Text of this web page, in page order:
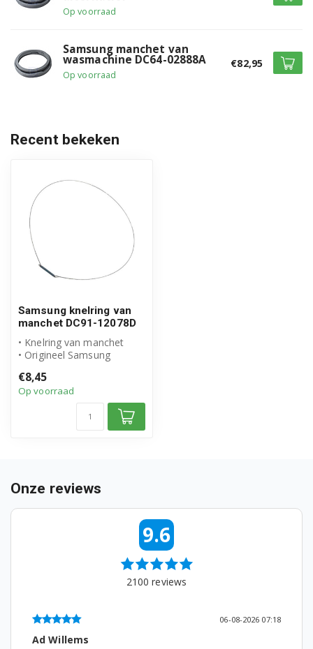
WF0704F7W/XEN
WF0704F7W1/XEN
WF0704L7W/XEF
WF0704W7V/XET
WF0704W7V1/YLE
WF0704W7W/XEU
WF0704Y7E/XEN
WF0704Y7E1/XEN
WF0704Y8E/XEE
WF0714F7V/XEN
WF0714F7W/XEN
WF0714F7W1/XEN
WF0714Y7E1/XEN
Op voorraad
Samsung manchet van
wasmachine DC64-02888A
Op voorraad
€82,95
Recent bekeken
Samsung knelring van
manchet DC91-12078D
• Knelring van manchet
• Origineel Samsung
• Artikelnummer: DC91-
12078...
€8,45
Op voorraad
Onze reviews
9.6
2100 reviews
06-08-2026 07:18
Ad Willems